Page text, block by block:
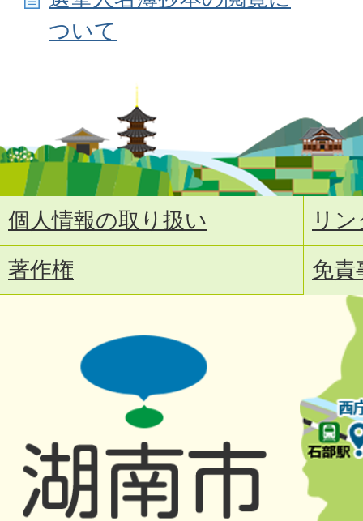
ついて
個人情報の取り扱い
リ
著作権
免責